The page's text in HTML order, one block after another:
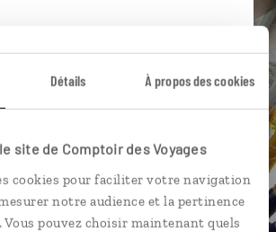
Détails À propos des cookies
site de Comptoir des Voyages
cookies pour faciliter votre navigation
notre audience et la pertinence
Vous pouvez choisir maintenant quels
le même interlocuteur avant,
après votre voyage.